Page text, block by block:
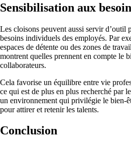
Sensibilisation aux
Les cloisons peuvent aussi servir d’outil
besoins individuels des employés. Par
espaces de détente ou des zones de
montrent quelles prennent en compte le
collaborateurs.
Cela favorise un équilibre entre vie
ce qui est de plus en plus recherché par
un environnement qui privilégie le bien-
pour attirer et retenir les talents.
Conclusion